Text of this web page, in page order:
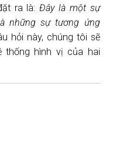
ra là:Đây là một sự
những sự tương ứng
hỏi này, chúng tôi sẽ
thống hình vị của hai